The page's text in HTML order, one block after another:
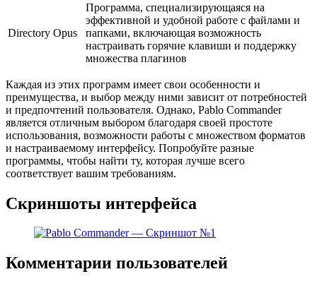
Directory Opus
Программа, специализирующаяся на
эффективной и удобной работе с файлами и
папками, включающая возможность
настраивать горячие клавиши и поддержку
множества плагинов
Каждая из этих программ имеет свои особенности и
преимущества, и выбор между ними зависит от потребностей
и предпочтений пользователя. Однако, Pablo Commander
является отличным выбором благодаря своей простоте
использования, возможности работы с множеством форматов
и настраиваемому интерфейсу. Попробуйте разные
программы, чтобы найти ту, которая лучше всего
соответствует вашим требованиям.
Скриншоты интерфейса
Комментарии пользователей